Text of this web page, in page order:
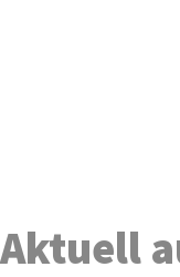
Aktuell